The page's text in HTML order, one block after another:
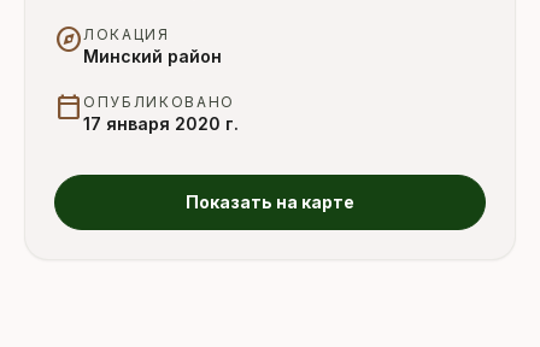
explore ЛОКАЦИЯ
Минский район
calendar_today ОПУБЛИКОВАНО
17 января 2020 г.
Показать на карте